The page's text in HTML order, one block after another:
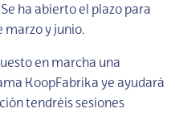
ha abierto el plazo para
marzo y junio.
en marcha una
KoopFabrika ye ayudará
tendréis sesiones